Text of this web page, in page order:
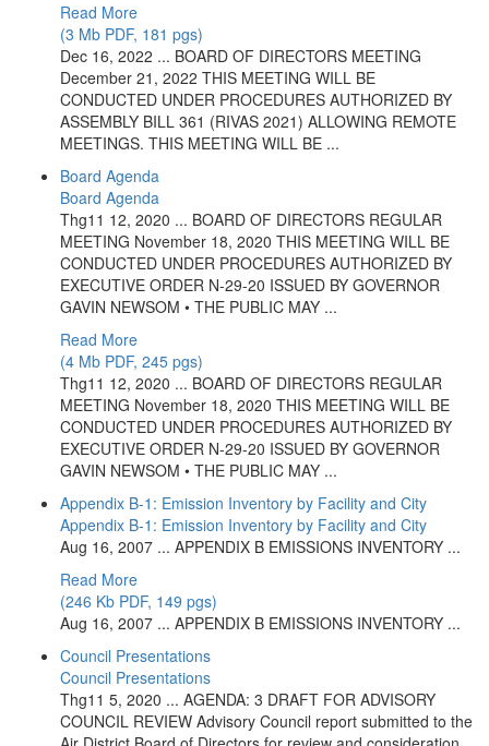
Read More
(3 Mb PDF, 181 pgs)
Dec 16, 2022 ... BOARD OF DIRECTORS MEETING
December 21, 2022 THIS MEETING WILL BE
CONDUCTED UNDER PROCEDURES AUTHORIZED BY
ASSEMBLY BILL 361 (RIVAS 2021) ALLOWING REMOTE
MEETINGS. THIS MEETING WILL BE ...
Board Agenda
Board Agenda
Thg11 12, 2020 ... BOARD OF DIRECTORS REGULAR
MEETING November 18, 2020 THIS MEETING WILL BE
CONDUCTED UNDER PROCEDURES AUTHORIZED BY
EXECUTIVE ORDER N-29-20 ISSUED BY GOVERNOR
GAVIN NEWSOM • THE PUBLIC MAY ...
Read More
(4 Mb PDF, 245 pgs)
Thg11 12, 2020 ... BOARD OF DIRECTORS REGULAR
MEETING November 18, 2020 THIS MEETING WILL BE
CONDUCTED UNDER PROCEDURES AUTHORIZED BY
EXECUTIVE ORDER N-29-20 ISSUED BY GOVERNOR
GAVIN NEWSOM • THE PUBLIC MAY ...
Appendix B-1: Emission Inventory by Facility and City
Appendix B-1: Emission Inventory by Facility and City
Aug 16, 2007 ... APPENDIX B EMISSIONS INVENTORY ...
Read More
(246 Kb PDF, 149 pgs)
Aug 16, 2007 ... APPENDIX B EMISSIONS INVENTORY ...
Council Presentations
Council Presentations
Thg11 5, 2020 ... AGENDA: 3 DRAFT FOR ADVISORY
COUNCIL REVIEW Advisory Council report submitted to the